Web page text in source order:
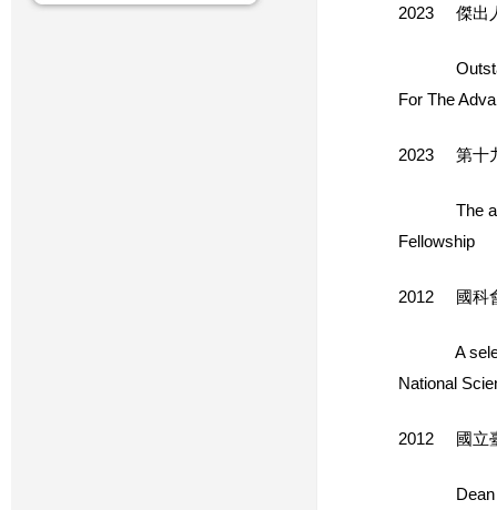
2023 傑出
For The
2023 第十
The
Fellowship
2012 國科
A selected
National
2012 國立
Dean